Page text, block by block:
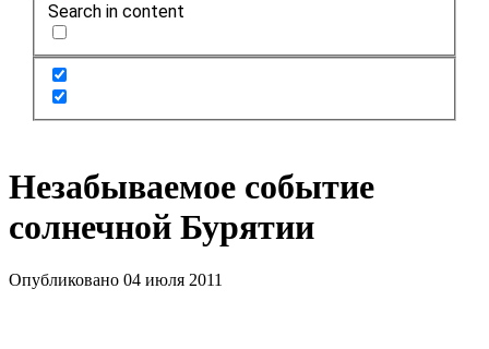
Search in content
Незабываемое событие
солнечной Бурятии
Опубликовано 04 июля 2011